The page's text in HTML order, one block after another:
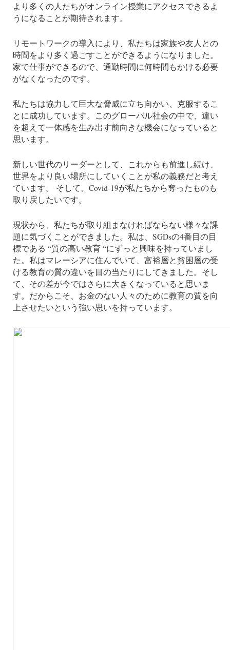
より多くの人たちがオンライン授業にアクセスできるよ
うになることが期待されます。
リモートワークの導入により、私たちは家族や友人との
時間をより多く過ごすことができるようになりました。
家で仕事ができるので、通勤時間に何時間もかける必要
がなくなったのです。
私たちは協力して巨大な脅威に立ち向かい、克服するこ
とに成功しています。このグローバル社会の中で、違い
を超えて一体感を生み出す前向きな機会になっていると
思います。
新しい世代のリーダーとして、これからも前進し続け、
世界をより良い場所にしていくことが私の義務だと考え
ています。 そして、Covid-19が私たちから奪ったものも
取り戻したいです。
現状から、私たちが取り組まなければならない様々な課
題に気づくことができました。私は、SGDsの4番目の目
標である “質の高い教育 “にずっと興味を持っていまし
た。私はマレーシアに住んでいて、富裕層と貧困層の受
ける教育の質の違いを目の当たりにしてきました。そし
て、その差が今ではさらに大きくなっていると思いま
す。だからこそ、お金のない人々のために教育の質を向
上させたいという強い思いを持っています。